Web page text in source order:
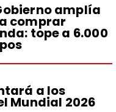
amplía
comprar
tope a 6.000
a los
Mundial 2026